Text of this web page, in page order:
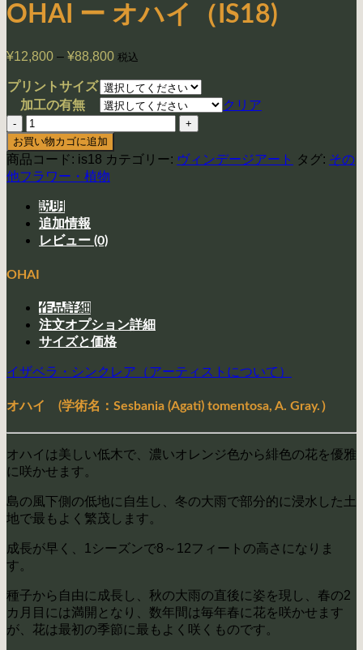
OHAI ー オハイ（IS18)
¥12,800 – ¥88,800価
帯:
¥12,800
¥88,800
税込
プリントサイズ
加工の有無
クリア
OHAI
ー
オ
ハ
（IS18)
個
お買い物カゴに追加
商品コード: is18 カテゴリー: ヴィンデージアート タグ: その
他フラワー・植物
説明
追加情報
レビュー (0)
OHAI
作品詳細
注文オプション詳細
サイズと価格
イザベラ・シンクレア（アーティストについて）
オハイ (学術名：Sesbania (Agati) tomentosa, A. Gray.）
オハイは美しい低木で、濃いオレンジ色から緋色の花を優雅
に咲かせます。
島の風下側の低地に自生し、冬の大雨で部分的に浸水した土
地で最もよく繁茂します。
成長が早く、1シーズンで8～12フィートの高さになりま
す。
種子から自由に成長し、秋の大雨の直後に姿を現し、春の2
カ月目には満開となり、数年間は毎年春に花を咲かせます
が、花は最初の季節に最もよく咲くものです。